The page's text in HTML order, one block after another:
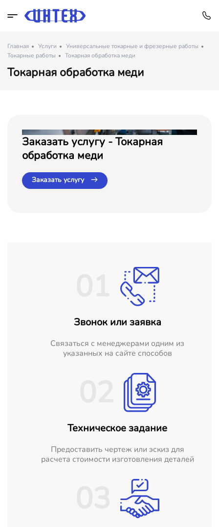
Главная Услуги
Универсальные токарные и фрезерные работы
Токарные работы
Токарная обработка меди
Токарная обработка меди
Заказать услугу - Токарная
обработка меди
Заказать услугу
Звонок или заявка
Cвязаться с менеджерами одним из
указанных на сайте способов
Техническое задание
Предоставить чертеж или эскиз для
расчета стоимости изготовления деталей